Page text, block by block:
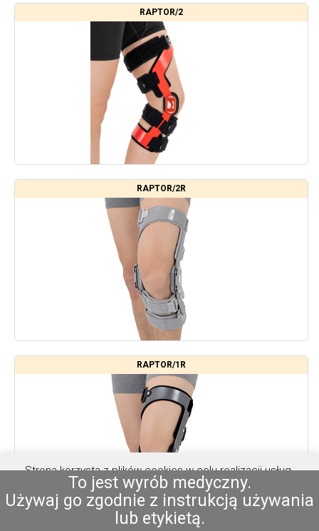
RAPTOR/2
RAPTOR/2R
RAPTOR/1R
Strona korzysta z plików cookies w celu realizacji usług.
Możesz określić warunki przechowywania lub dostępu do
plików cookies w Twojej przeglądarce.
Akceptuję
To jest wyrób medyczny.
Używaj go zgodnie z instrukcją używania
lub etykietą.